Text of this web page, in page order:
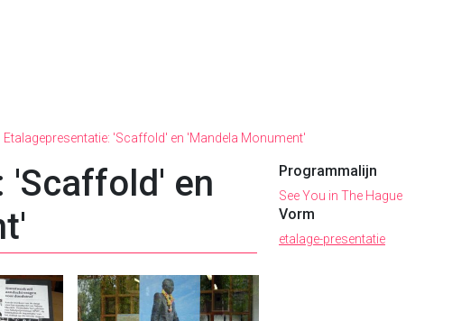
Etalagepresentatie: 'Scaffold' en 'Mandela Monument'
'Scaffold' en
Programmalijn
See You in The Hague
Vorm
etalage-presentatie